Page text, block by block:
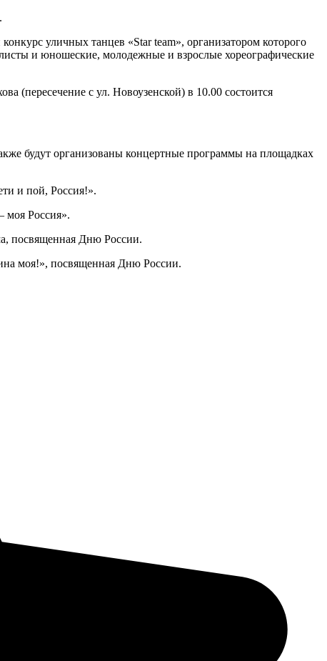
уличных танцев «Star team», организатором которого
и юношеские, молодежные и взрослые хореографические
(пересечение с ул. Новоузенской) в 10.00 состоится
будут организованы концертные программы на площадках
и пой, Россия!».
моя Россия».
посвященная Дню России.
моя!», посвященная Дню России.